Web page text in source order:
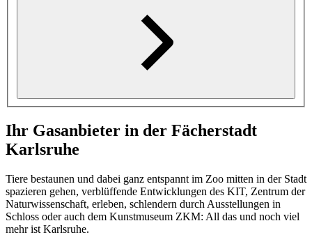
Ihr Gasanbieter in der Fächerstadt
Karlsruhe
Tiere bestaunen und dabei ganz entspannt im Zoo mitten in der Stadt
spazieren gehen, verblüffende Entwicklungen des KIT, Zentrum der
Naturwissenschaft, erleben, schlendern durch Ausstellungen in
Schloss oder auch dem Kunstmuseum ZKM: All das und noch viel
mehr ist Karlsruhe.